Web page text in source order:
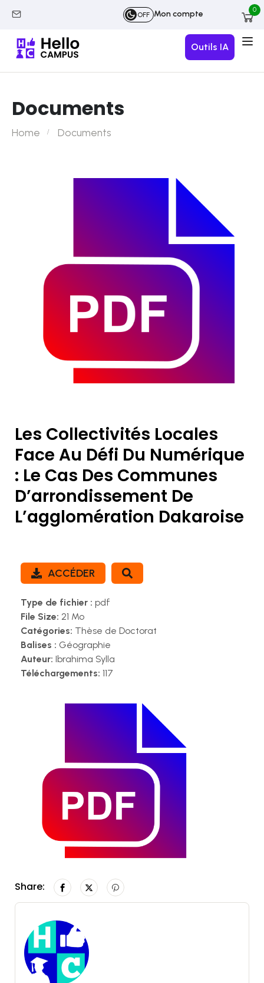
OFF Mon compte 0
Outils IA
Documents
Home Documents
Les Collectivités Locales
Face Au Défi Du Numérique
: Le Cas Des Communes
D’arrondissement De
L’agglomération Dakaroise
ACCÉDER
Type de fichier : pdf
File Size: 21 Mo
Catégories: Thèse de Doctorat
Balises : Géographie
Auteur: Ibrahima Sylla
Téléchargements: 117
Share: